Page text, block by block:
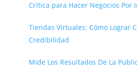
Crítica para Hacer Negocios Por
Tiendas Virtuales: Cómo Lograr
Credibilidad
Mide Los Resultados De La